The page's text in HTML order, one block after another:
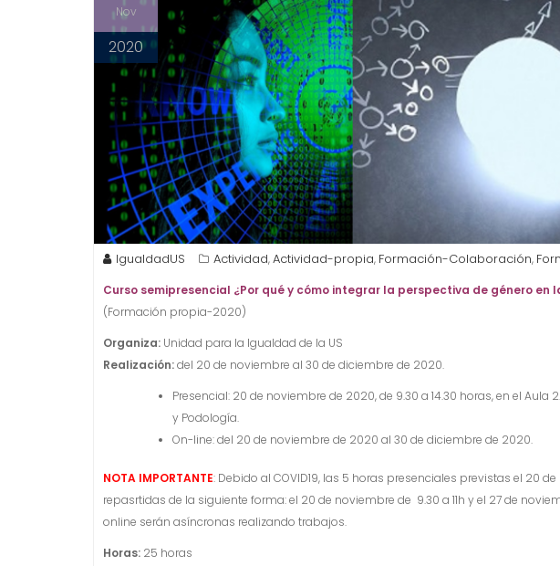
Nov
2020
IgualdadUS Actividad,Actividad-propia, Formación-Colaboración,
Curso semipresencial ¿Por qué y cómo integrar la perspectiva de género en
(Formación propia-2020)
Organiza: Unidad para la Igualdad de la US
Realización:del 20 de noviembre al 30 de diciembre de 2020.
Presencial: 20 de noviembre de 2020, de 9.30 a 14.30 horas, en el Aula
y Podología.
On-line: del 20 de noviembre de 2020 al 30 de diciembre de 2020.
NOTA IMPORTANTE: Debido al COVID19, las 5 horas presenciales previstas el 20
repasrtidas de la siguiente forma: el 20 de noviembre de 9.30 a 11h y el 27 de
online serán asíncronas realizando trabajos.
Horas: 25 horas